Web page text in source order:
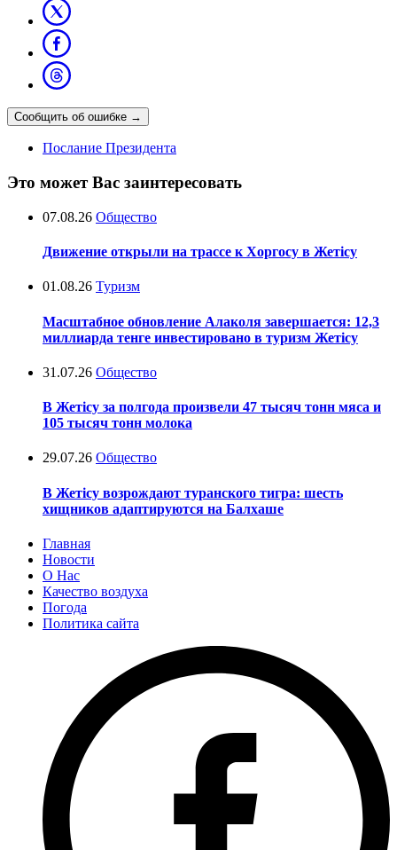
Сообщить об ошибке →
Послание Президента
Это может Вас заинтересовать
07.08.26 Общество
Движение открыли на трассе к Хоргосу в Жетісу
01.08.26 Туризм
Масштабное обновление Алаколя завершается: 12,3
миллиарда тенге инвестировано в туризм Жетісу
31.07.26 Общество
В Жетісу за полгода произвели 47 тысяч тонн мяса и
105 тысяч тонн молока
29.07.26 Общество
В Жетісу возрождают туранского тигра: шесть
хищников адаптируются на Балхаше
Главная
Новости
О Нас
Качество воздуха
Погода
Политика сайта